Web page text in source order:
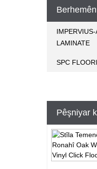
IMPERVIUS-
LAMINATE
SPC
Pêşniyar